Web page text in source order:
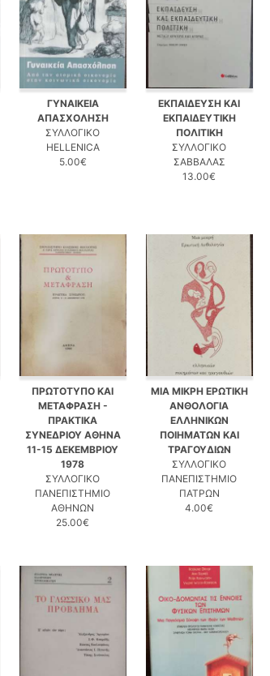
ΓΥΝΑΙΚΕΙΑ
ΑΠΑΣΧΟΛΗΣΗ
ΣΥΛΛΟΓΙΚΟ
HELLENICA
5.00€
ΕΚΠΑΙΔΕΥΣΗ ΚΑΙ
ΕΚΠΑΙΔΕΥΤΙΚΗ
ΠΟΛΙΤΙΚΗ
ΣΥΛΛΟΓΙΚΟ
ΣΑΒΒΑΛΑΣ
13.00€
ΠΡΩΤΟΤΥΠΟ ΚΑΙ
ΜΕΤΑΦΡΑΣΗ -
ΠΡΑΚΤΙΚΑ
ΣΥΝΕΔΡΙΟΥ ΑΘΗΝΑ
11-15 ΔΕΚΕΜΒΡΙΟΥ
1978
ΣΥΛΛΟΓΙΚΟ
ΠΑΝΕΠΙΣΤΗΜΙΟ
ΑΘΗΝΩΝ
25.00€
ΜΙΑ ΜΙΚΡΗ ΕΡΩΤΙΚΗ
ΑΝΘΟΛΟΓΙΑ
ΕΛΛΗΝΙΚΩΝ
ΠΟΙΗΜΑΤΩΝ ΚΑΙ
ΤΡΑΓΟΥΔΙΩΝ
ΣΥΛΛΟΓΙΚΟ
ΠΑΝΕΠΙΣΤΗΜΙΟ
ΠΑΤΡΩΝ
4.00€